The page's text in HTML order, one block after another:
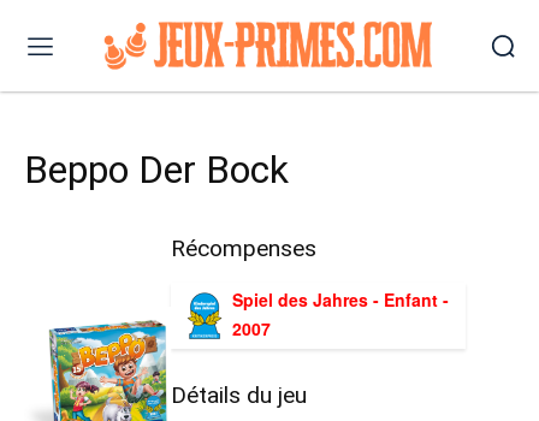
Beppo Der Bock
Récompenses
Spiel des Jahres - Enfant -
2007
Détails du jeu